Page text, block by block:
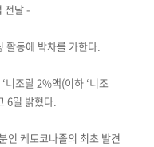
전달 -
활동에 박차를 가한다.
니조랄 2%액(이하 ‘니조
6일 밝혔다.
인 케토코나졸의 최초 발견